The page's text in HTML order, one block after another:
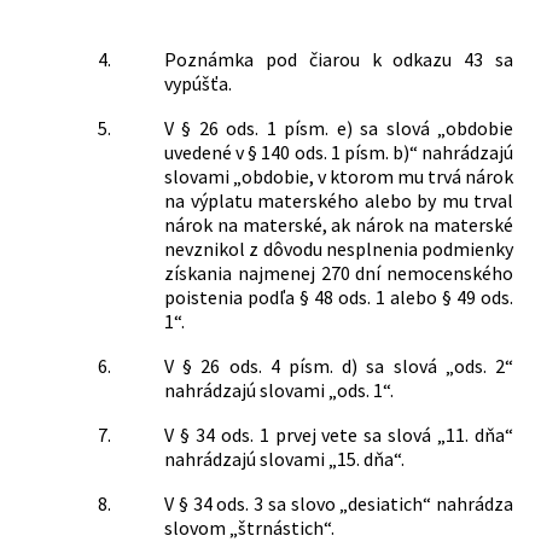
4.
Poznámka pod čiarou k odkazu 43 sa
vypúšťa.
5.
V § 26 ods. 1 písm. e) sa slová „obdobie
uvedené v § 140 ods. 1 písm. b)“ nahrádzajú
slovami „obdobie, v ktorom mu trvá nárok
na výplatu materského alebo by mu trval
nárok na materské, ak nárok na materské
nevznikol z dôvodu nesplnenia podmienky
získania najmenej 270 dní nemocenského
poistenia podľa § 48 ods. 1 alebo § 49 ods.
1“.
6.
V § 26 ods. 4 písm. d) sa slová „ods. 2“
nahrádzajú slovami „ods. 1“.
7.
V § 34 ods. 1 prvej vete sa slová „11. dňa“
nahrádzajú slovami „15. dňa“.
8.
V § 34 ods. 3 sa slovo „desiatich“ nahrádza
slovom „štrnástich“.